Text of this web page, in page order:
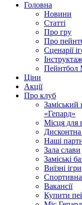
Головна
Новини
Статті
Про гру
Про
Сценарії
Інструктаж
Пейнтбол
Ціни
Акції
Про клуб
Заміський
«Гепард»
Місця для
Наші
Зала слави
Заміські
Виїзні ігри
Вакансії
Купити